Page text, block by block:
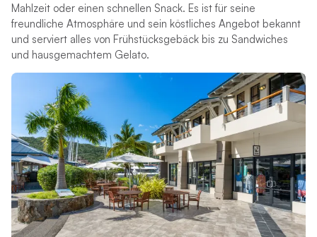
Mahlzeit oder einen schnellen Snack. Es ist für seine
freundliche Atmosphäre und sein köstliches Angebot bekannt
und serviert alles von Frühstücksgebäck bis zu Sandwiches
und hausgemachtem Gelato.